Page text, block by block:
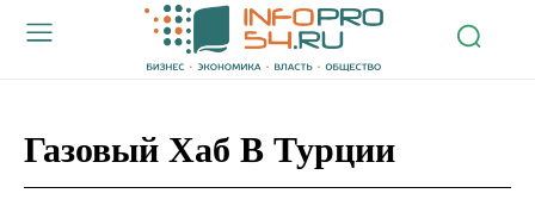
Газовый Хаб В Турции